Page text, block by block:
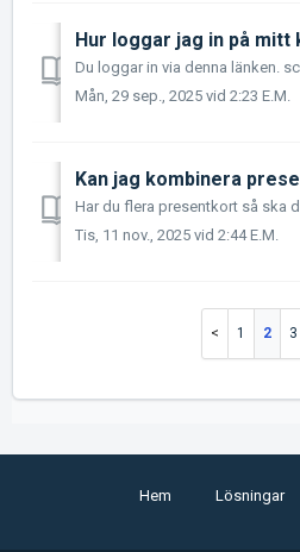
Hur loggar jag in på mitt
Du loggar in via denna länken.
Mån, 29 sep., 2025 vid 2:23 E.M.
Kan jag kombinera
Tis, 11 nov., 2025 vid 2:44 E.M.
1 2 3
Hem Lösningar